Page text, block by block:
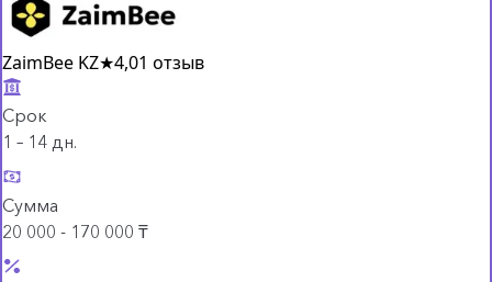
ZaimBee KZ★4,01 отзыв
Срок
1 – 14 дн.
Сумма
20 000 - 170 000 ₸